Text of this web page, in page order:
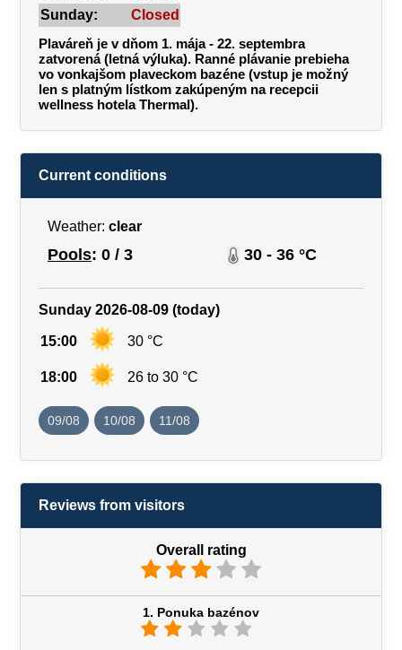
Sunday:
Closed
Plaváreň je v dňom 1. mája - 22. septembra
zatvorená (letná výluka). Ranné plávanie prebieha
vo vonkajšom plaveckom bazéne (vstup je možný
len s platným lístkom zakúpeným na recepcii
wellness hotela Thermal).
Current conditions
Weather: clear
Pools: 0 / 3 30 - 36 °C
Sunday 2026-08-09 (today)
15:00 30 °C
18:00 26 to 30 °C
09/08 10/08 11/08
Reviews from visitors
Overall rating
1. Ponuka bazénov